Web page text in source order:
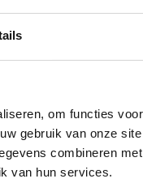
om functies
gebruik van onze
combineren
van hun services.